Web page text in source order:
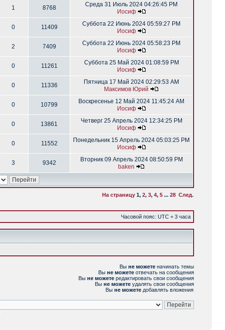
1 8768
Среда 31 Июль 2024 04:26:45 PM
Иосиф
0 11409
Суббота 22 Июнь 2024 05:59:27 PM
Иосиф
2 7409
Суббота 22 Июнь 2024 05:58:23 PM
Иосиф
0 11261
Суббота 25 Май 2024 01:08:59 PM
Иосиф
0 11336
Пятница 17 Май 2024 02:29:53 AM
Максимов Юрий
0 10799
Воскресенье 12 Май 2024 11:45:24 AM
Иосиф
0 13861
Четверг 25 Апрель 2024 12:34:25 PM
Иосиф
0 11552
Понедельник 15 Апрель 2024 05:03:25 PM
Иосиф
3 9342
Вторник 09 Апрель 2024 08:50:59 PM
baken
На страницу 1, 2, 3, 4, 5 ... 28 След.
Часовой пояс: UTC + 3 часа
Вы не можете начинать темы
Вы не можете отвечать на сообщения
Вы не можете редактировать свои сообщения
Вы не можете удалять свои сообщения
Вы не можете добавлять вложения